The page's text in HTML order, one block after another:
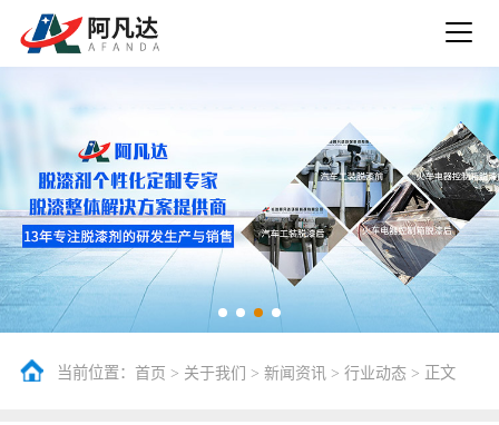
当前位置： 首页 > 关于我们 > 新闻资讯 > 行业动态> 正文